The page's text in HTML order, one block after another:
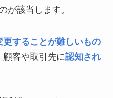
が該当します。
更することが難しいもの
客や取引先に認知され